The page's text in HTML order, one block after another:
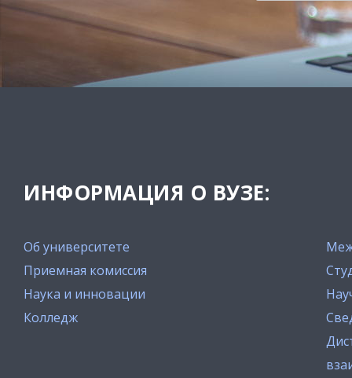
ИНФОРМАЦИЯ О ВУЗЕ:
Об университете
Приемная комиссия
Наука и инновации
Колледж